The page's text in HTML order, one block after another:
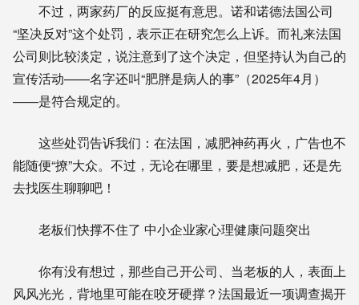
不过，两家药厂的反应挺有意思。诺和诺德法国公司
“坚决反对”这个处罚，表示正在研究怎么上诉。而礼来法国
公司则比较淡定，说注意到了这个决定，但坚持认为自己的
宣传活动——名字还叫“肥胖是病人的事”（2025年4月）
——是符合规定的。
这些处罚告诉我们：在法国，减肥神药再火，广告也不
能随便“撩”大众。不过，无论在哪里，要是想减肥，还是先
去找医生聊聊吧！
老板们快撑不住了 中小企业家心理健康问题突出
你有没有想过，那些自己开公司、当老板的人，表面上
风风光光，背地里可能在咬牙硬撑？法国最近一项调查揭开